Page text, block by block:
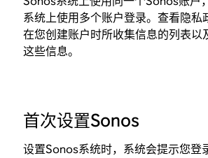
系统上使用多个账户登录。查看隐私
在您创建账户时所收集信息的列表以
这些信息。
首次设置Sonos
设置Sonos系统时，系统会提示您登